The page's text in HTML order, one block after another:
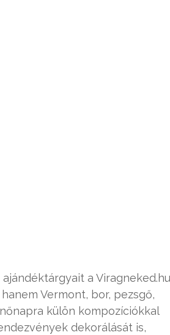
a Viragneked.hu
Vermont, bor, pezsgő,
külön kompozíciókkal
dekorálását is,